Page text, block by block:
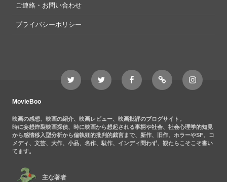
ご連絡・お問い合わせ
プライバシーポリシー
Twitter
MovieBoo
Twitter
Nezshi
Movieboo
Facebook
Feedly
Instagram
Nezshi
MovieBoo
映画の感想、映画の紹介、映画レビュー、映画批評のブログサイト。
時に妄想炸裂映画探偵、時に映画から想起される事柄や社会、社会心理学的知見
から感情移入型分析から偏執狂的批判的戯言まで、新作、旧作、ホラーやSF、コ
メディ、文芸、大作、小品、名作、駄作、インディ問わず、観たらこそこそ書い
てます。
主な著者